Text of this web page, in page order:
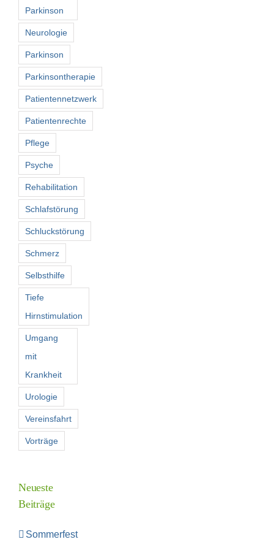
Parkinson
Neurologie
Parkinson
Parkinsontherapie
Patientennetzwerk
Patientenrechte
Pflege
Psyche
Rehabilitation
Schlafstörung
Schluckstörung
Schmerz
Selbsthilfe
Tiefe
Hirnstimulation
Umgang
mit
Krankheit
Urologie
Vereinsfahrt
Vorträge
Neueste
Beiträge
Sommerfest